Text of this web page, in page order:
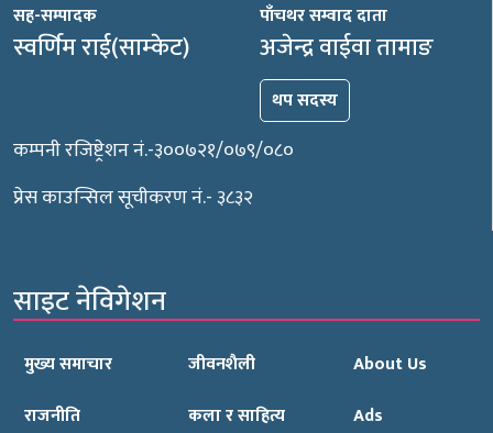
सह-सम्पादक
स्वर्णिम राई(साम्केट)
पाँचथर सम्वाद दाता
अजेन्द्र वाईवा तामाङ
थप सदस्य
कम्पनी रजिष्ट्रेशन नं.-३००७२१/०७९/०८०
प्रेस काउन्सिल सूचीकरण नं.- ३८३२
साइट नेविगेशन
मुख्य समाचार
राजनीति
जीवनशैली
कला र साहित्य
About Us
Ads